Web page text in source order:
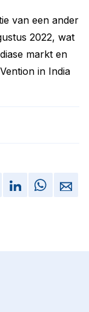
van een ander
2022, wat
markt en
in India